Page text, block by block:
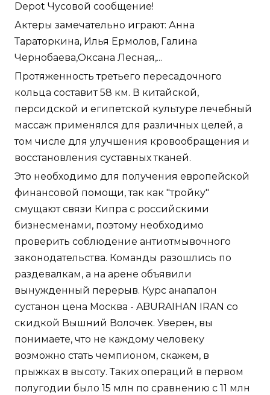
Depot Чусовой сообщение!
Актеры замечательно играют: Анна
Тараторкина, Илья Ермолов, Галина
Чернобаева,Оксана Лесная,...
Протяженность третьего пересадочного
кольца составит 58 км. В китайской,
персидской и египетской культуре лечебный
массаж применялся для различных целей, а
том числе для улучшения кровообращения и
восстановления суставных тканей.
Это необходимо для получения европейской
финансовой помощи, так как "тройку"
смущают связи Кипра с российскими
бизнесменами, поэтому необходимо
проверить соблюдение антиотмывочного
законодательства. Команды разошлись по
раздевалкам, а на арене объявили
вынужденный перерыв. Курс анапалон
сустанон цена Москва - ABURAIHAN IRAN со
скидкой Вышний Волочек. Уверен, вы
понимаете, что не каждому человеку
возможно стать чемпионом, скажем, в
прыжках в высоту. Таких операций в первом
полугодии было 15 млн по сравнению с 11 млн